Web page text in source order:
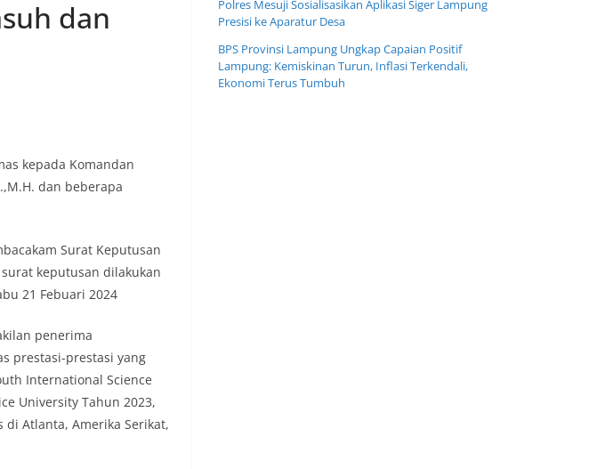
dan
kepada Komandan
dan beberapa
Surat Keputusan
keputusan dilakukan
21 Febuari 2024
penerima
prestasi-prestasi yang
International Science
University Tahun 2023,
di Atlanta, Amerika Serikat,
Polres Mesuji Sosialisasikan Aplikasi Siger Lampung
Presisi ke Aparatur Desa
BPS Provinsi Lampung Ungkap Capaian Positif
Lampung: Kemiskinan Turun, Inflasi Terkendali,
Ekonomi Terus Tumbuh